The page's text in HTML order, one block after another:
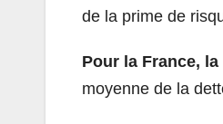
de la prime de
Pour la France,
moyenne de la